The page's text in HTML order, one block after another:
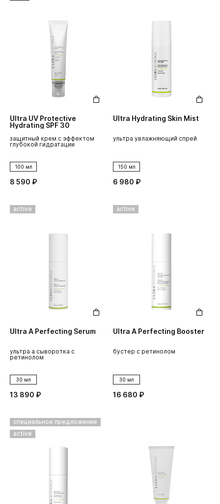
Ultra UV Protective
Hydrating SPF 30
защитный крем с эффектом
глубокой гидратации
100 мл
8 590 ₽
Ultra Hydrating Skin Mist
ультра увлажняющий спрей
150 мл
6 980 ₽
active
Ultra A Perfecting Serum
ультра а сыворотка с
ретинолом
30 мл
13 890 ₽
active
Ultra A Perfecting Booster
бустер с ретинолом
30 мл
16 680 ₽
специальное предложение
active